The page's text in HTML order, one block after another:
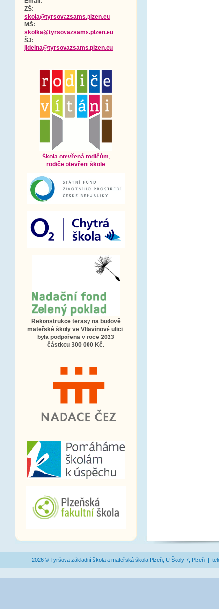
ZŠ:
skola@tyrsovazsams.plzen.eu
MŠ:
skolka@tyrsovazsams.plzen.eu
ŠJ:
jidelna@tyrsovazsams.plzen.eu
Škola otevřená rodičům,
rodiče otevření škole
Rekonstrukce terasy na budově
mateřské školy ve Vltavínové ulici
byla podpořena v roce 2023
částkou 300 000 Kč.
2026 © Tyršova základní škola a mateřská škola Plzeň, U Školy 7, Plzeň |